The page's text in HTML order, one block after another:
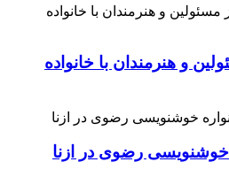
و هنرمندان با خانواده
رضوی در ازنا